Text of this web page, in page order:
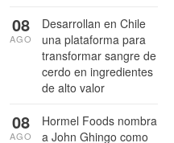
Desarrollan en Chile
una plataforma para
transformar sangre de
cerdo en ingredientes
de alto valor
08
AGO
Hormel Foods nombra
a John Ghingo como
08
AGO